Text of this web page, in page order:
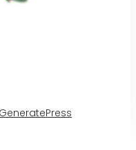
GeneratePress